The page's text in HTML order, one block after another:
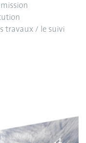
travaux / le suivi